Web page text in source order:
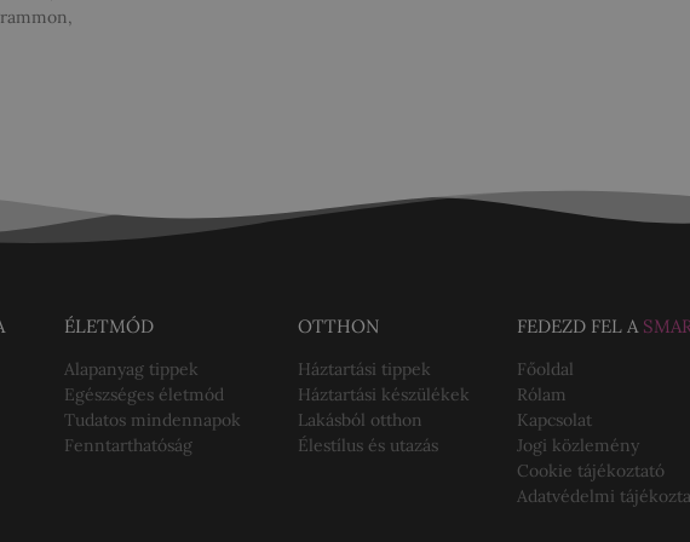
ÉLETMÓD
Alapanyag tippek
Egészséges életmód
Tudatos mindennapok
Fenntarthatóság
OTTHON
Háztartási tippek
Háztartási készülékek
Lakásból otthon
Élestílus és utazás
FEDEZD FEL A
Főoldal
Rólam
Kapcsolat
Jogi közlemény
Cookie tájékoztató
Adatvédelmi